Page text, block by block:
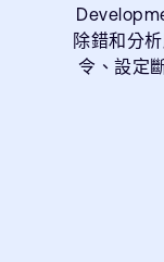
除錯和分
令、設定